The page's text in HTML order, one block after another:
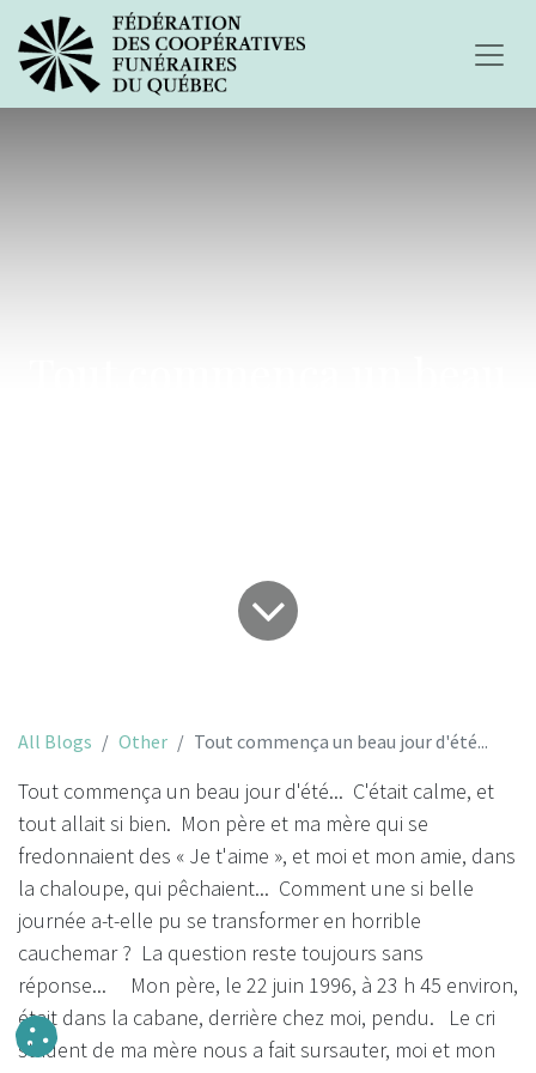
All Blogs Other Tout commença un beau jour d'été...
Tout commença un beau jour d'été... C'était calme, et
tout allait si bien. Mon père et ma mère qui se
fredonnaient des « Je t'aime », et moi et mon amie, dans
la chaloupe, qui pêchaient... Comment une si belle
journée a-t-elle pu se transformer en horrible
cauchemar ? La question reste toujours sans
réponse... Mon père, le 22 juin 1996, à 23 h 45 environ,
était dans la cabane, derrière chez moi, pendu. Le cri
strident de ma mère nous a fait sursauter, moi et mon